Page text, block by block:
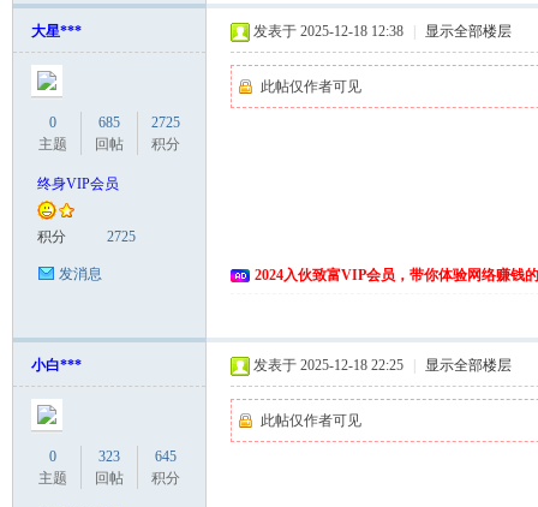
大星***
0
主题
685
回帖
2725
积分
终身VIP会员
积分 2725
发消息
发表于 2025-12-18 12:38 显示全部楼层
此帖仅作者可见
2024入伙致富VIP会员，带你体验网络赚钱
小白***
0
主题
323
回帖
645
积分
发表于 2025-12-18 22:25 显示全部楼层
此帖仅作者可见